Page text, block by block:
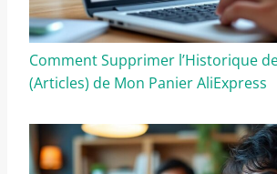
Comment Supprimer l’Historique
(Articles) de Mon Panier AliExpress